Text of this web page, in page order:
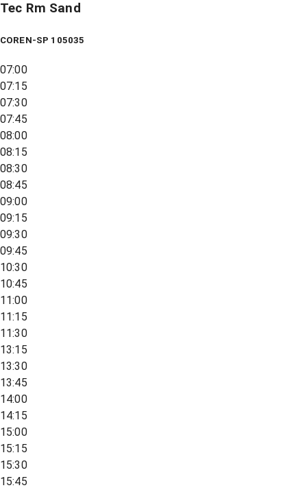
Tec Rm Sand
COREN-SP 105035
07:00
07:15
07:30
07:45
08:00
08:15
08:30
08:45
09:00
09:15
09:30
09:45
10:30
10:45
11:00
11:15
11:30
13:15
13:30
13:45
14:00
14:15
15:00
15:15
15:30
15:45